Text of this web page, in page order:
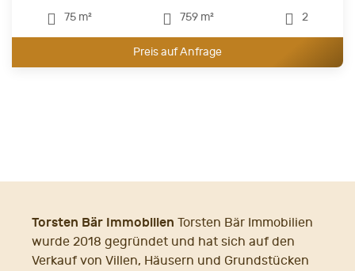
75 m² 759 m² 2
Preis auf Anfrage
Torsten Bär Immobilien Torsten Bär Immobilien
wurde 2018 gegründet und hat sich auf den
Verkauf von Villen, Häusern und Grundstücken